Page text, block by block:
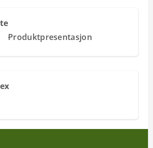
Produktpresentasjon